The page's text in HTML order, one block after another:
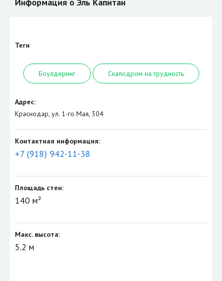
Теги
Боулдеринг Скалодром на трудность
Адрес:
Краснодар, ул. 1-го Мая, 304
Контактная информация:
+7 (918) 942-11-38
Площадь стен:
140 м²
Макс. высота:
5.2 м